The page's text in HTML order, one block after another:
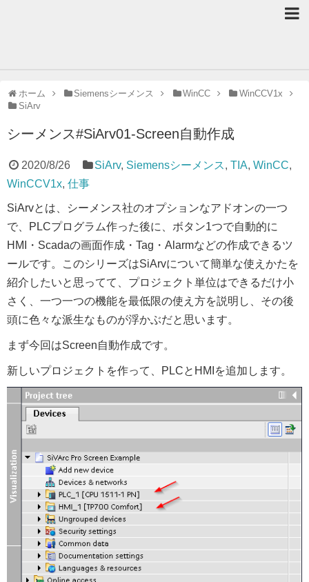
ホーム Siemensシーメンス WinCC
WinCCV1x
SiArv
シーメンス#SiArv01-Screen自動作成
2020/8/26 SiArv, Siemensシーメンス,TIA,WinCC,
WinCCV1x, 仕事
SiArvとは、シーメンス社のオプションなアドオンの一つ
で、PLCプログラム作った後に、ボタン1つで自動的に
HMI・Scadaの画面作成・Tag・Alarmなどの作成できるツ
ールです。このシリーズはSiArvについて簡単な使えかたを
紹介したいと思ってて、プロジェクト単位はできるだけ小
さく、一つ一つの機能を最低限の使え方を説明し、その後
頭に色々な派生なものが浮かぶだと思います。
まず今回はScreen自動作成です。
新しいプロジェクトを作って、PLCとHMIを追加します。